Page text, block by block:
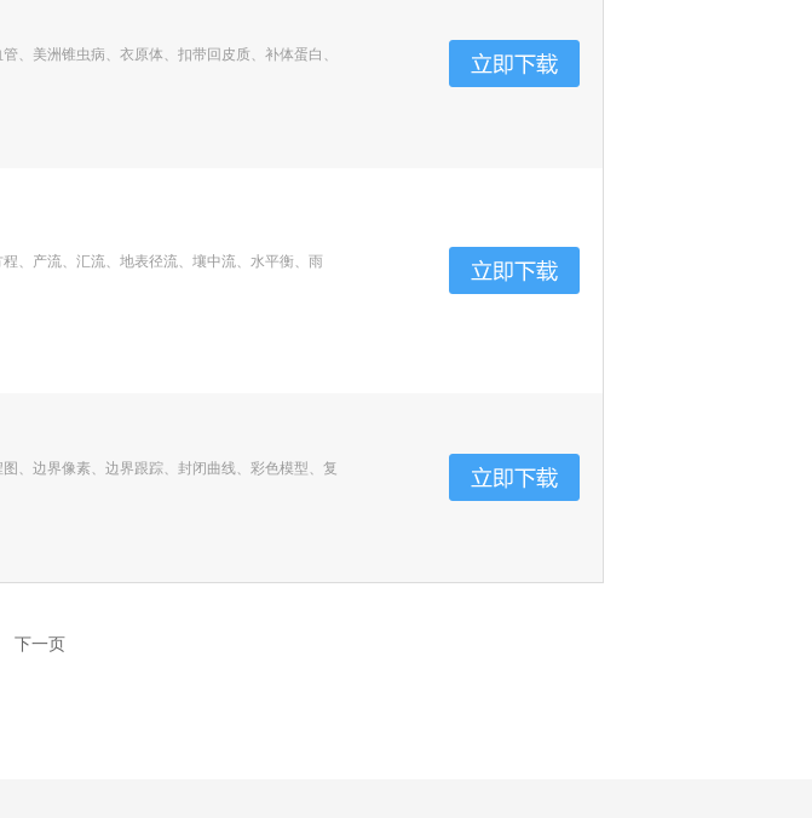
、美洲锥虫病、衣原体、扣带回皮质、补体蛋白、
、产流、汇流、地表径流、壤中流、水平衡、雨
、边界像素、边界跟踪、封闭曲线、彩色模型、复
下一页